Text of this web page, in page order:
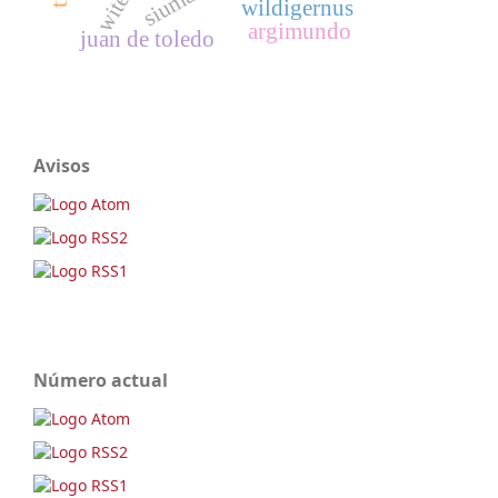
wildigernus
argimundo
juan de toledo
Avisos
Número actual